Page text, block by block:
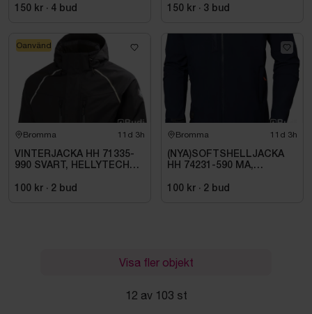
SVART. STL 42
150 kr · 4 bud
SVART. STL 42
150 kr · 3 bud
Bromma 11d 3h
VINTERJACKA HH 71335-
990 SVART, HELLYTECH
100 kr · 2 bud
Oanvänd
Bromma 11d 3h
(NYA)SOFTSHELLJACKA
HH 74231-590 MA,
100 kr · 2 bud
Visa fler objekt
12 av 103 st